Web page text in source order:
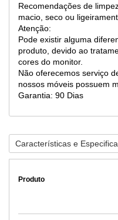
Recomendações de
macio, seco ou
Atenção:
Pode existir alguma
produto, devido ao
cores do monitor.
Não oferecemos serviço
nossos móveis possuem
Garantia: 90 Dias
Características e
Produto